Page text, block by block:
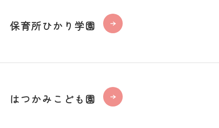
保育所ひかり学園
はつかみこども園